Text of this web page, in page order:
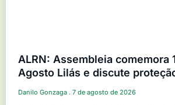
ALRN: Assembleia comemora
Agosto Lilás e discute
Danilo Gonzaga 7 de agosto de 2026